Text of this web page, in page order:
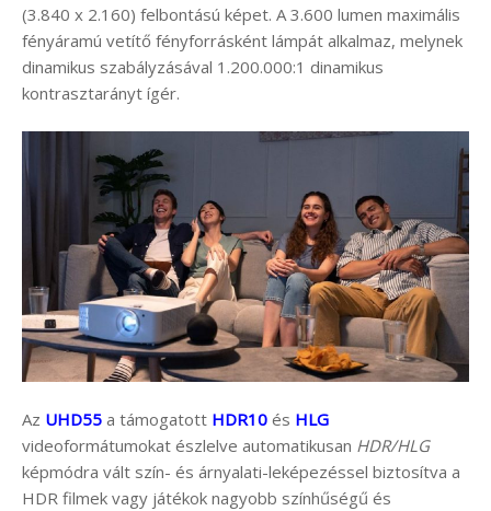
(3.840 x 2.160) felbontású képet. A 3.600 lumen maximális
fényáramú vetítő fényforrásként lámpát alkalmaz, melynek
dinamikus szabályzásával 1.200.000:1 dinamikus
kontrasztarányt ígér.
Az UHD55 a támogatott HDR10 és HLG
videoformátumokat észlelve automatikusan HDR/HLG
képmódra vált szín- és árnyalati-leképezéssel biztosítva a
HDR filmek vagy játékok nagyobb színhűségű és